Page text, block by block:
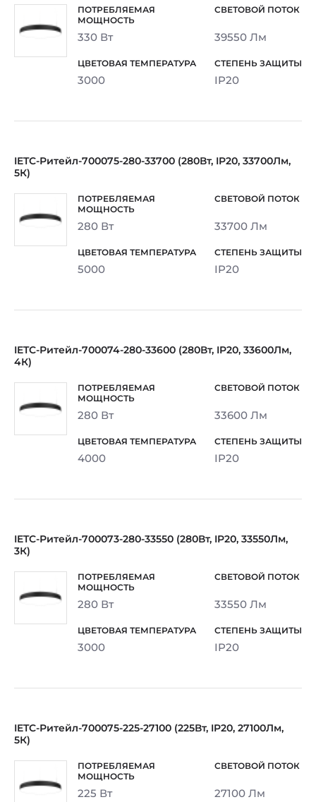
330 Вт 39550 Лм
3000 IP20
IETC-Ритейл-700075-280-33700 (280Вт, IP20, 33700Лм,
5К)
280 Вт 33700 Лм
5000 IP20
IETC-Ритейл-700074-280-33600 (280Вт, IP20, 33600Лм,
4К)
280 Вт 33600 Лм
4000 IP20
IETC-Ритейл-700073-280-33550 (280Вт, IP20, 33550Лм,
3К)
280 Вт 33550 Лм
3000 IP20
IETC-Ритейл-700075-225-27100 (225Вт, IP20, 27100Лм,
5К)
225 Вт 27100 Лм